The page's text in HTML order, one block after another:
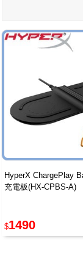
HyperX ChargePlay
充電板(HX-CPBS-A)
$1490